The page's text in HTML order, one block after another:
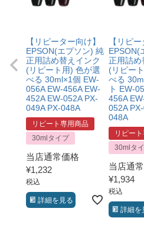
【リピーター向け】
EPSON(エプソン) 純
正用詰め替えインク
(リピート用) 色が選
べる 30ml×1個 EW-
056A EW-456A EW-
452A EW-052A PX-
049A PX-048A
リピート専用商品
30mlタイプ
当店通常価格
¥1,232
税込
詳細を見る
【リピ
EPSON(
正用詰め
(リピー
べる
ト EW-
456A
052A
048A
リピー
30mlタ
当店通
¥1,934
税込
詳細を